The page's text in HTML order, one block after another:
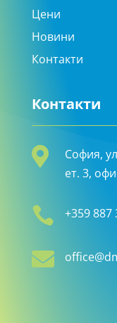
Цени
Новини
Контакти
Контакти

София,
ет. 3,
 +359 887
